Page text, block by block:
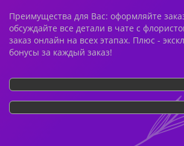
Преимущества для Вас: оформляйте
обсуждайте все детали в чате с
заказ онлайн на всех этапах. Плюс -
бонусы за каждый заказ!